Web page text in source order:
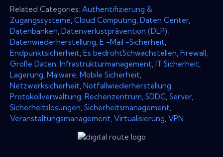
Related Categories: Authentifizierung &
Zugangssysteme Cloud Computing Daten Center,
Datenbanken Datenverlustprävention (DLP)
Datenwiederherstellung E -Mail -Sicherheit
Endpunktsicherheit Es bedrohtSchwachstellen Firewall
Große Daten Infrastrukturmanagement IT Sicherheit
Lagerung Malware Mobile Sicherheit
Netzwerksicherheit Notfallwiederherstellung
Protokollverwaltung Rechenzentrum SDDC Server,
Sicherheitslösungen Sicherheitsmanagement
Veranstaltungsmanagement Virtualisierung VPN